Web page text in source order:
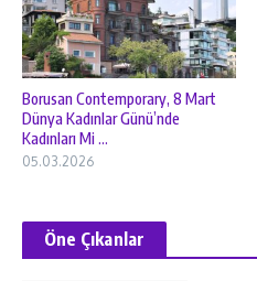
Borusan Contemporary, 8 Mart
Dünya Kadınlar Günü’nde
Kadınları Mi ...
05.03.2026
Öne Çıkanlar